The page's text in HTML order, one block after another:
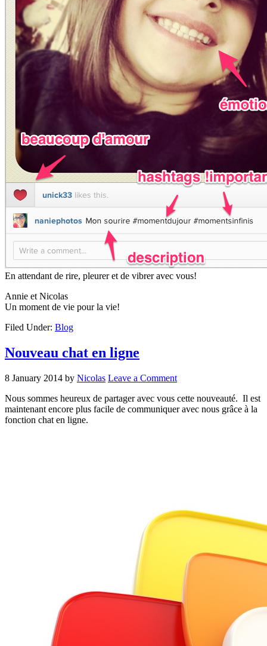
En attendant de rire, pleurer et de vibrer avec vous!
Annie et Nicolas
Un moment de vie pour la vie!
Filed Under: Blog
Nouveau chat en ligne
8 January 2014 by Nicolas Leave a Comment
Nous sommes heureux de partager avec vous cette nouveauté. Il est
maintenant encore plus facile de communiquer avec nous grâce à la
fonction chat en ligne.